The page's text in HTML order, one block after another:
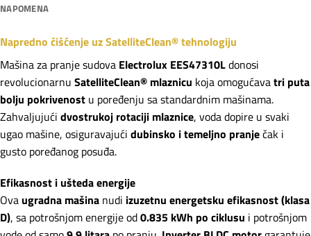
NAPOMENA
Napredno čišćenje uz SatelliteClean® tehnologiju
Mašina za pranje sudova Electrolux EES47310Ldonosi
revolucionarnu SatelliteClean® mlaznicu koja omogućavatri puta
bolju pokrivenost u poređenju sa standardnim mašinama.
Zahvaljujući dvostrukoj rotaciji mlaznice, voda dopire u svaki
ugao mašine, osiguravajući dubinsko i temeljno pranječak i
gusto poređanog posuđa.
Efikasnost i ušteda energije
Ovaugradna mašina nudi izuzetnu energetsku efikasnost (klasa
D), sa potrošnjom energije od0.835 kWh po ciklusu i potrošnjom